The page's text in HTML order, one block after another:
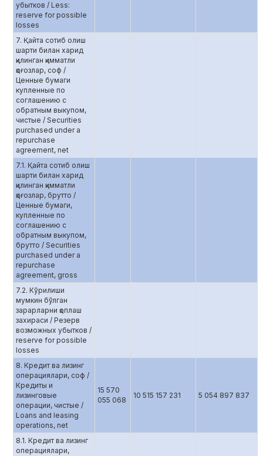
убытков / Less:
reserve for possible
losses
7. Қайта сотиб олиш
шарти билан харид
қилинган қимматли
қоғозлар, соф /
Ценные бумаги
купленные по
соглашению c
обратным выкупом,
чистые / Securities
purchased under a
repurchase
agreement, net
7.1. Қайта сотиб олиш
шарти билан харид
қилинган қимматли
қоғозлар, брутто /
Ценные бумаги,
купленные по
соглашению с
обратным выкупом,
брутто / Securities
purchased under a
repurchase
agreement, gross
7.2. Кўрилиши
мумкин бўлган
зарарларни қоплаш
захираси / Резерв
возможных убытков /
reserve for possible
losses
8. Кредит ва лизинг
операциялари, соф /
Кредиты и
лизинговые
операции, чистые /
Loans and leasing
operations, net
15 570
055 068
10 515 157 231 5 054 897 837
8.1. Кредит ва лизинг
операциялари,